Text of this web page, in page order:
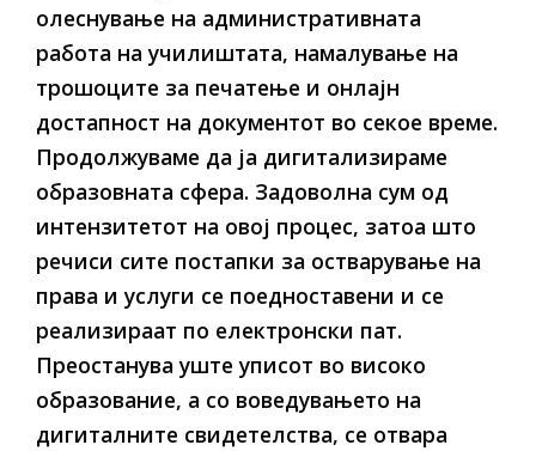
олеснување на административната
работа на училиштата, намалување на
трошоците за печатење и онлајн
достапност на документот во секое време.
Продолжуваме да ја дигитализираме
образовната сфера. Задоволна сум од
интензитетот на овој процес, затоа што
речиси сите постапки за остварување на
права и услуги се поедноставени и се
реализираат по електронски пат.
Преостанува уште уписот во високо
образование, а со воведувањето на
дигиталните свидетелства, се отвара